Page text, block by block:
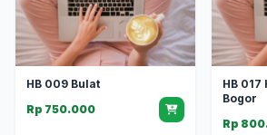
HB 009 Bulat
Rp 750.000
HB 017
Bogor
Rp